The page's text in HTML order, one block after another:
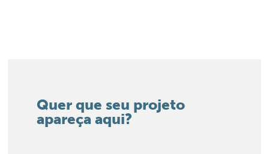
Quer que seu projeto
apareça aqui?